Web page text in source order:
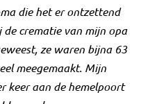
die het er ontzettend
crematie van mijn opa
ze waren bijna 63
meegemaakt. Mijn
keer aan de hemelpoort